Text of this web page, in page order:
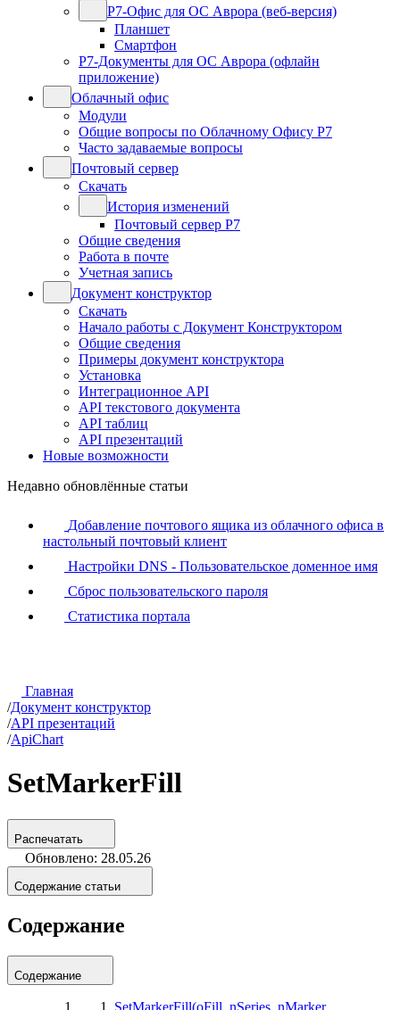
Р7-Офис для ОС Аврора (веб-версия)
Планшет
Смартфон
Р7-Документы для ОС Аврора (офлайн
приложение)
Облачный офис
Модули
Общие вопросы по Облачному Офису Р7
Часто задаваемые вопросы
Почтовый сервер
Скачать
История изменений
Почтовый сервер Р7
Общие сведения
Работа в почте
Учетная запись
Документ конструктор
Скачать
Начало работы с Документ Конструктором
Общие сведения
Примеры документ конструктора
Установка
Интеграционное API
API текстового документа
API таблиц
API презентаций
Новые возможности
Недавно обновлённые статьи
Добавление почтового ящика из облачного офиса в
настольный почтовый клиент
Настройки DNS - Пользовательское доменное имя
Сброс пользовательского пароля
Статистика портала
Главная
/Документ конструктор
/API презентаций
/ApiChart
SetMarkerFill
Распечатать
Обновлено: 28.05.26
Содержание статьи
Содержание
Содержание
SetMarkerFill(oFill, nSeries, nMarker,